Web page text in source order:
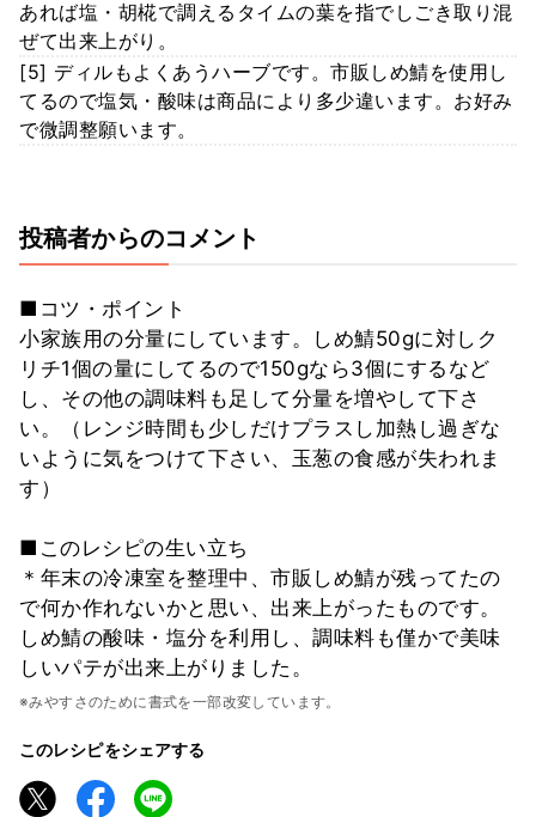
あれば塩・胡椛で調えるタイムの葉を指でしごき取り混
ぜて出来上がり。
[5] ディルもよくあうハーブです。市販しめ鯖を使用し
てるので塩気・酸味は商品により多少違います。お好み
で微調整願います。
投稿者からのコメント
■コツ・ポイント
小家族用の分量にしています。しめ鯖50gに対しク
リチ1個の量にしてるので150gなら3個にするなど
し、その他の調味料も足して分量を増やして下さ
い。（レンジ時間も少しだけプラスし加熱し過ぎな
いように気をつけて下さい、玉葱の食感が失われま
す）
■このレシピの生い立ち
＊年末の冷凍室を整理中、市販しめ鯖が残ってたの
で何か作れないかと思い、出来上がったものです。
しめ鯖の酸味・塩分を利用し、調味料も僅かで美味
しいパテが出来上がりました。
※みやすさのために書式を一部改変しています。
このレシピをシェアする